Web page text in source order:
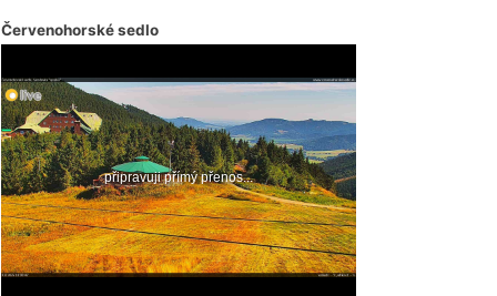
Červenohorské sedlo